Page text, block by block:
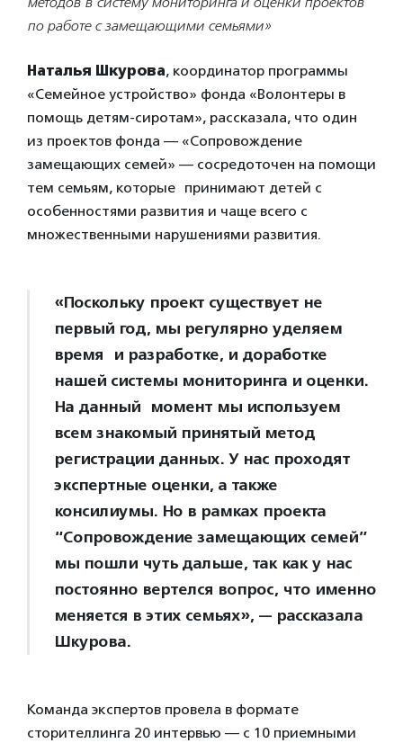
по работе с замещающими семьями»
Наталья Шкурова, координатор программы
«Семейное устройство» фонда «Волонтеры в
помощь детям-сиротам», рассказала, что один
из проектов фонда — «Сопровождение
замещающих семей» — сосредоточен на помощи
тем семьям, которые принимают детей с
особенностями развития и чаще всего с
множественными нарушениями развития.
«Поскольку проект существует не
первый год, мы регулярно уделяем
время и разработке, и доработке
нашей системы мониторинга и оценки.
На данный момент мы используем
всем знакомый принятый метод
регистрации данных. У нас проходят
экспертные оценки, а также
консилиумы. Но в рамках проекта
“Сопровождение замещающих семей”
мы пошли чуть дальше, так как у нас
постоянно вертелся вопрос, что именно
меняется в этих семьях», — рассказала
Шкурова.
Команда экспертов провела в формате
сторителлинга 20 интервью — с 10 приемными